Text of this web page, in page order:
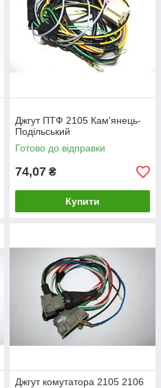
Джгут ПТФ 2105 Кам'янець-
Подільський
Готово до відправки
74,07 ₴
Купити
Джгут комутатора 2105 2106